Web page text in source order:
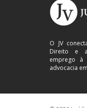
O JV
Direito e
emprego à
advocacia